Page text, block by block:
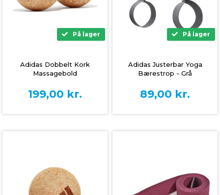
På lager
Adidas Dobbelt Kork
Massagebold
199,00 kr.
På lager
Adidas Justerbar Yoga
Bærestrop - Grå
89,00 kr.